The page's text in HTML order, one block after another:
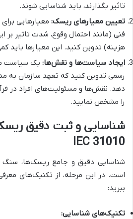
تاثیر بگذارند، باید شناسایی شوند.
تعیین معیارهای ریسک: معیارهایی
فنی (مانند احتمال وقوع، شدت تاثیر بر
هزینه) تدوین کنید. این معیارها باید
ایجاد سیاست‌ها و نقش‌ها: یک سیاست
رسمی تدوین کنید که تعهد سازمان به
دهد. نقش‌ها و مسئولیت‌های افراد در
را مشخص نمایید.
شناسایی و ثبت دقیق
IEC 31010
شناسایی دقیق و جامع ریسک‌ها، سنگ
ببرید:
تکنیک‌های شناسایی: